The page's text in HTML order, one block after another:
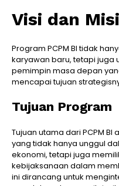
Visi dan
Program PCPM BI tidak
karyawan baru, tetapi juga
pemimpin masa depan
mencapai tujuan
Tujuan Program
Tujuan utama dari PCPM
yang tidak hanya unggul
ekonomi, tetapi juga
kebijaksanaan dalam
ini dirancang untuk